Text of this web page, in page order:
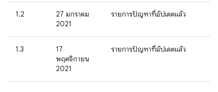
1.2
27 มกราคม
2021
รายการปัญหาที่อัปเดตแล้ว
1.3
17
พฤศจิกายน
2021
รายการปัญหาที่อัปเดตแล้ว